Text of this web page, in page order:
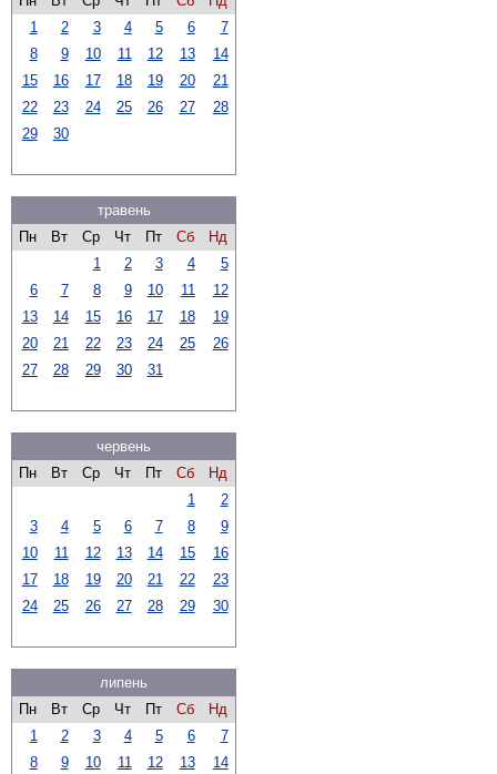
1
2 3 4 5 6
7
8
9 10 11 12 13
14
15
16 17 18 19 20
21
22
23 24 25 26 27
28
29
30
травень
Пн
Вт Ср Чт Пт Сб
Нд
1
2 3 4
5
6
7 8 9 10 11
12
13
14 15 16 17 18
19
20
21 22 23 24 25
26
27
28 29 30 31
червень
Пн
Вт Ср Чт Пт Сб
Нд
1
2
3
4 5 6 7 8
9
10
11 12 13 14 15
16
17
18 19 20 21 22
23
24
25 26 27 28 29 30
липень
Пн
Вт Ср Чт Пт Сб
Нд
1
2 3 4 5 6
7
8
9 10 11 12 13
14